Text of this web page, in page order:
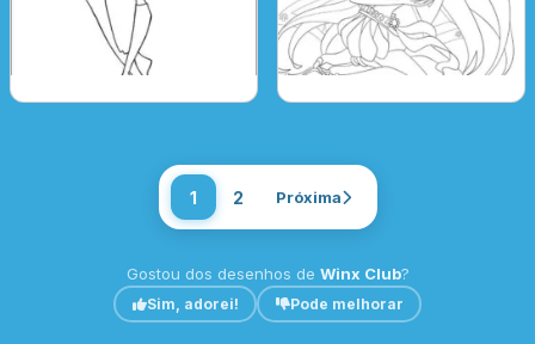
1 2 Próxima
Gostou dos desenhos de Winx Club?
Sim, adorei! Pode melhorar